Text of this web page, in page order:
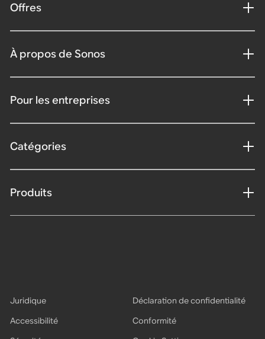
Offres
À propos de Sonos
Pour les entreprises
Catégories
Produits
Juridique
Déclaration de confidentialité
Accessibilité
Conformité